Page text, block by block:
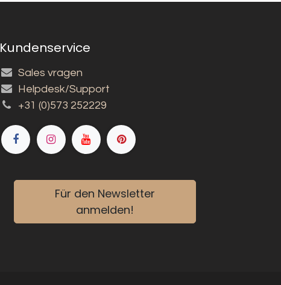
Kundenservice
Sales vragen
Helpdesk/Support
+31 (0)573 252229
Für den Newsletter
anmelden!